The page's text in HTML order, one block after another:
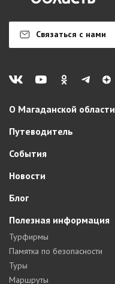
Связаться с нами
О Магаданской области
Путеводитель
События
Новости
Блог
Полезная информация
Турфирмы
Памятка по безопасности
Туры
Маршруты